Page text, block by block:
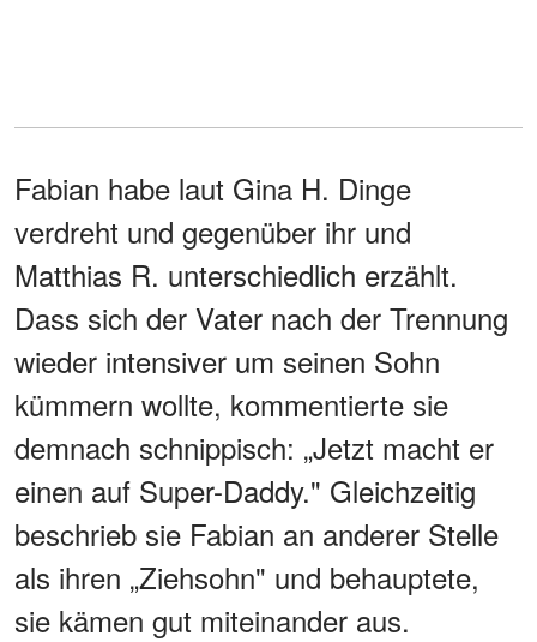
Fabian habe laut Gina H. Dinge
verdreht und gegenüber ihr und
Matthias R. unterschiedlich erzählt.
Dass sich der Vater nach der Trennung
wieder intensiver um seinen Sohn
kümmern wollte, kommentierte sie
demnach schnippisch: „Jetzt macht er
einen auf Super-Daddy." Gleichzeitig
beschrieb sie Fabian an anderer Stelle
als ihren „Ziehsohn" und behauptete,
sie kämen gut miteinander aus.